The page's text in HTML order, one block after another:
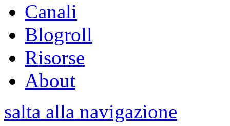
Canali
Blogroll
Risorse
About
salta alla navigazione